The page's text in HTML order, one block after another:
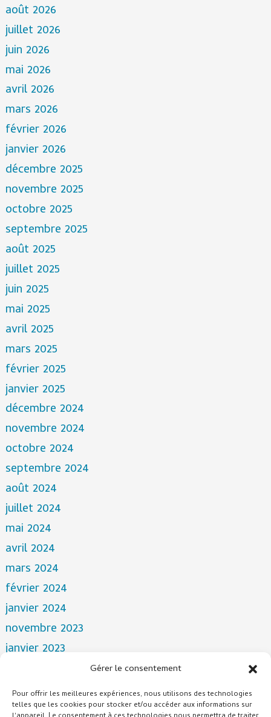
Gérer le consentement
Pour offrir les meilleures expériences, nous utilisons des technologies
telles que les cookies pour stocker et/ou accéder aux informations sur
août 2026
juillet 2026
juin 2026
mai 2026
avril 2026
mars 2026
février 2026
janvier 2026
décembre 2025
novembre 2025
octobre 2025
septembre 2025
août 2025
juillet 2025
juin 2025
mai 2025
avril 2025
mars 2025
février 2025
janvier 2025
décembre 2024
novembre 2024
octobre 2024
septembre 2024
août 2024
juillet 2024
mai 2024
avril 2024
mars 2024
février 2024
janvier 2024
novembre 2023
janvier 2023
avril 2022
mars 2022